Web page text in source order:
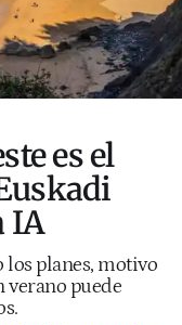
es el
IA
los planes, motivo
verano puede